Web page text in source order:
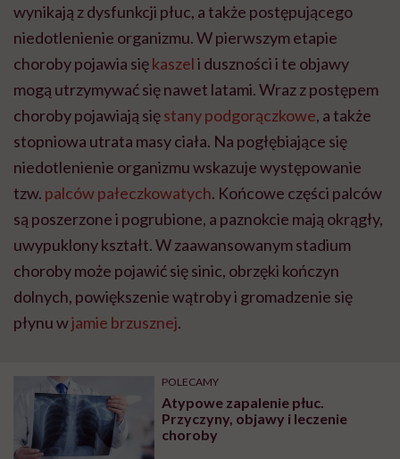
wynikają z dysfunkcji płuc, a także postępującego
niedotlenienie organizmu. W pierwszym etapie
choroby pojawia siękaszeli duszności i te objawy
mogą utrzymywać się nawet latami. Wraz z postępem
choroby pojawiają sięstany podgorączkowe, a także
stopniowa utrata masy ciała. Na pogłębiające się
niedotlenienie organizmu wskazuje występowanie
tzw. palców pałeczkowatych. Końcowe części palców
są poszerzone i pogrubione, a paznokcie mają okrągły,
uwypuklony kształt. W zaawansowanym stadium
choroby może pojawić się sinic, obrzęki kończyn
dolnych, powiększenie wątroby i gromadzenie się
płynu wjamie brzusznej.
POLECAMY
Atypowe zapalenie płuc.
Przyczyny, objawy i leczenie
choroby